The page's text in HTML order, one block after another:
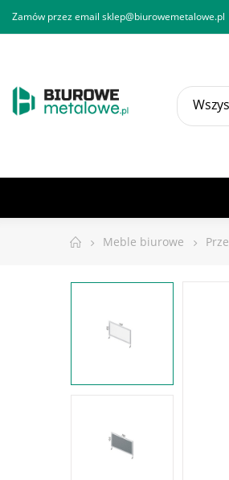
Zamów przez email sklep@biurowemetalowe.pl
Meble biurowe